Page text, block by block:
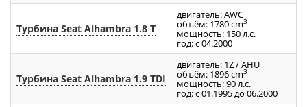
Турбина Seat Alhambra 1.8 T
двигатель: AWC
объём: 1780 cm3
мощность: 150 л.с.
год: с 04.2000
Турбина Seat Alhambra 1.9 TDI
двигатель: 1Z / AHU
объём: 1896 cm3
мощность: 90 л.с.
год: с 01.1995 до 06.2000